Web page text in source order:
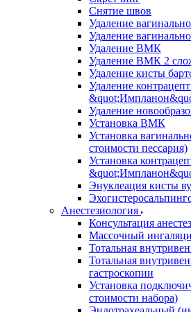
Снятие швов
Удаление
Удаление
Удаление ВМК
Удаление ВМК 2
Удаление кисты
Удаление
Удаление
Установка ВМК
Установка
стоимости пессария)
Установка
Энуклеация кисты
Анестезиология
Консультация
Массочный
Тотальная
Тотальная
гастроскопии
Установка
стоимости набора)